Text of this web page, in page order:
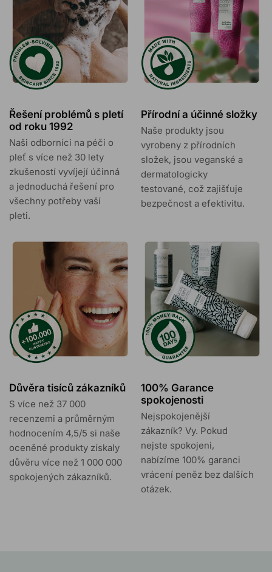
našimi produkty zaměřenými na řešení konkrétních
problémů.
Řešení problémů s pletí
od roku 1992
Naši odborníci na péči o
pleť s více než 30 lety
zkušeností vyvíjejí účinná
a jednoduchá řešení pro
všechny potřeby vaší
pleti.
Přírodní a účinné složky
Naše produkty jsou
vyrobeny z přírodních
složek, jsou veganské a
dermatologicky
testované, což zajišťuje
bezpečnost a efektivitu.
Důvěra tisíců zákazníků
S více než 37 000
recenzemi a průměrným
hodnocením 4,5/5 si naše
oceněné produkty získaly
důvěru více než 1 000 000
spokojených zákazníků.
100% Garance
spokojenosti
Nejspokojenější
zákazník? Vy. Pokud
nejste spokojeni,
nabízíme 100% garanci
vrácení peněz bez dalších
otázek.